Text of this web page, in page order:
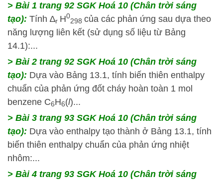
> Bài 1 trang 92 SGK Hoá 10 (Chân trời sáng
tạo): Tính ∆r H0
298 của các phản ứng sau dựa theo
năng lượng liên kết (sử dụng số liệu từ Bảng
14.1):...
> Bài 2 trang 92 SGK Hoá 10 (Chân trời sáng
tạo): Dựa vào Bảng 13.1, tính biến thiên enthalpy
chuẩn của phản ứng đốt cháy hoàn toàn 1 mol
benzene C6H6(l)...
> Bài 3 trang 93 SGK Hoá 10 (Chân trời sáng
tạo): Dựa vào enthalpy tạo thành ở Bảng 13.1, tính
biến thiên enthalpy chuẩn của phản ứng nhiệt
nhôm:...
> Bài 4 trang 93 SGK Hoá 10 (Chân trời sáng